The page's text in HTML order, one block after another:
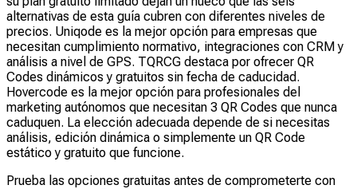
alternativas de esta guía cubren con diferentes niveles de
precios. Uniqode es la mejor opción para empresas que
necesitan cumplimiento normativo, integraciones con CRM y
análisis a nivel de GPS. TQRCG destaca por ofrecer QR
Codes dinámicos y gratuitos sin fecha de caducidad.
Hovercode es la mejor opción para profesionales del
marketing autónomos que necesitan 3 QR Codes que nunca
caduquen. La elección adecuada depende de si necesitas
análisis, edición dinámica o simplemente un QR Code
estático y gratuito que funcione.
Prueba las opciones gratuitas antes de comprometerte con